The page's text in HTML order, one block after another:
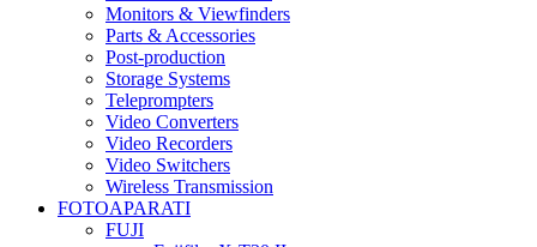
Monitors & Viewfinders
Parts & Accessories
Post-production
Storage Systems
Teleprompters
Video Converters
Video Recorders
Video Switchers
Wireless Transmission
FOTOAPARATI
FUJI